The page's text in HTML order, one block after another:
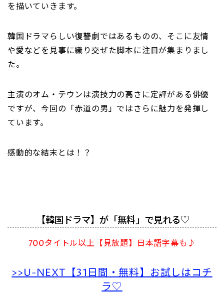
を描いていきます。
韓国ドラマらしい復讐劇ではあるものの、そこに友情
や愛などを見事に織り交ぜた脚本に注目が集まりまし
た。
主演のオム・テウンは演技力の高さに定評がある俳優
ですが、今回の「赤道の男」ではさらに魅力を発揮し
ています。
感動的な結末とは！？
【韓国ドラマ】が「無料」で見れる♡
700タイトル以上【見放題】日本語字幕も♪
>>U-NEXT【31日間・無料】お試しはコチ
ラ♡